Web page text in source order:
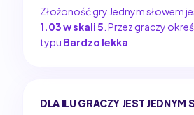
Złożoność gry Jednym słowem
1.03 w skali 5 . Przez graczy
typu Bardzo lekka
DLA ILU GRACZY JEST JEDNYM